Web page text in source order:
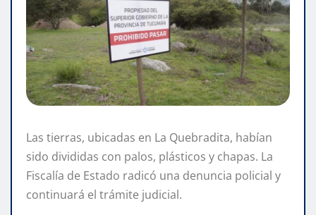
Las tierras, ubicadas en La Quebradita, habían
sido divididas con palos, plásticos y chapas. La
Fiscalía de Estado radicó una denuncia policial y
continuará el trámite judicial.